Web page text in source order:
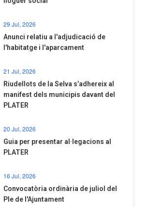
29 Jul, 2026
Anunci relatiu a l'adjudicació de
l'habitatge i l'aparcament
21 Jul, 2026
Riudellots de la Selva s’adhereix al
manifest dels municipis davant del
PLATER
20 Jul, 2026
​Guia per presentar al·legacions al
PLATER
16 Jul, 2026
Convocatòria ordinària de juliol del
Ple de l'Ajuntament